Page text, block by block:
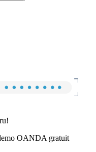
OANDA gratuit